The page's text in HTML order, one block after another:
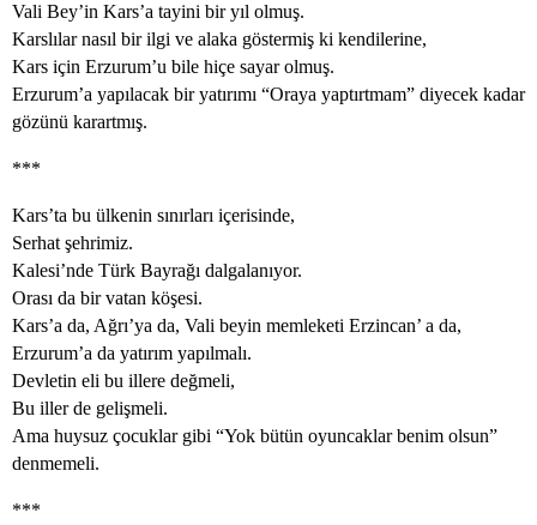
Vali Bey’in Kars’a tayini bir yıl olmuş.
Karslılar nasıl bir ilgi ve alaka göstermiş ki kendilerine,
Kars için Erzurum’u bile hiçe sayar olmuş.
Erzurum’a yapılacak bir yatırımı “Oraya yaptırtmam” diyecek kadar
gözünü karartmış.
***
Kars’ta bu ülkenin sınırları içerisinde,
Serhat şehrimiz.
Kalesi’nde Türk Bayrağı dalgalanıyor.
Orası da bir vatan köşesi.
Kars’a da, Ağrı’ya da, Vali beyin memleketi Erzincan’ a da,
Erzurum’a da yatırım yapılmalı.
Devletin eli bu illere değmeli,
Bu iller de gelişmeli.
Ama huysuz çocuklar gibi “Yok bütün oyuncaklar benim olsun”
denmemeli.
***